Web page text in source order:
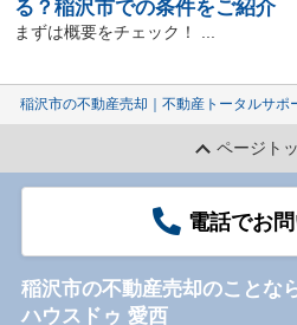
る？稲沢市での条件をご紹介
まずは概要をチェック！ ...
稲沢市の不動産売却｜不動産トータルサポ
ページト
電話でお
稲沢市の不動産売却のことな
ハウスドゥ 愛西